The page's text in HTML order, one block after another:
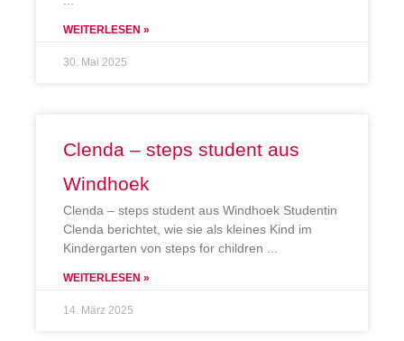
WEITERLESEN »
30. Mai 2025
Clenda – steps student aus
Windhoek
Clenda – steps student aus Windhoek Studentin
Clenda berichtet, wie sie als kleines Kind im
Kindergarten von steps for children
WEITERLESEN »
14. März 2025